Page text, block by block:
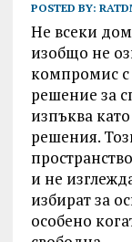
POSTED BY:
Не всеки
изобщо не
компромис с
решение за
изпъква
решения.
и не
избират за
особено